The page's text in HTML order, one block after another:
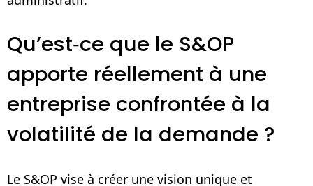
Qu’est‑ce que le S&OP
apporte réellement à une
entreprise confrontée à la
volatilité de la demande ?
Le S&OP vise à créer une vision unique et